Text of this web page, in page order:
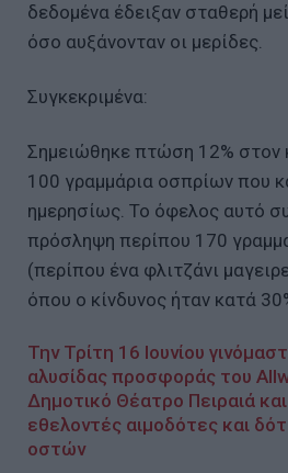
δεδομένα έδειξαν σταθερή
όσο αυξάνονταν οι μερίδες.
Συγκεκριμένα:
Σημειώθηκε πτώση 12% στον
100 γραμμάρια οσπρίων που
ημερησίως. Το όφελος αυτό
πρόσληψη περίπου 170
(περίπου ένα φλιτζάνι
όπου ο κίνδυνος ήταν κατά
Την Τρίτη 16 Ιουνίου
αλυσίδας προσφοράς του
Δημοτικό Θέατρο Πειραιά
εθελοντές αιμοδότες και
οστών